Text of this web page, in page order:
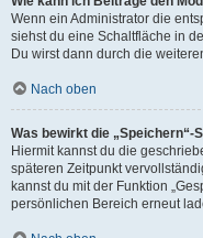
Wenn ein Administrator die
siehst du eine Schaltfläche in
Du wirst dann durch die
Nach oben
Was bewirkt die
Hiermit kannst du die
späteren Zeitpunkt
kannst du mit der Funktion
persönlichen Bereich erneut